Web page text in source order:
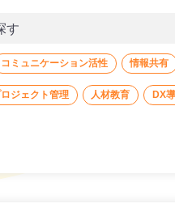
す
コミュニケーション活性 情報共有
ジェクト管理 人材教育 DX